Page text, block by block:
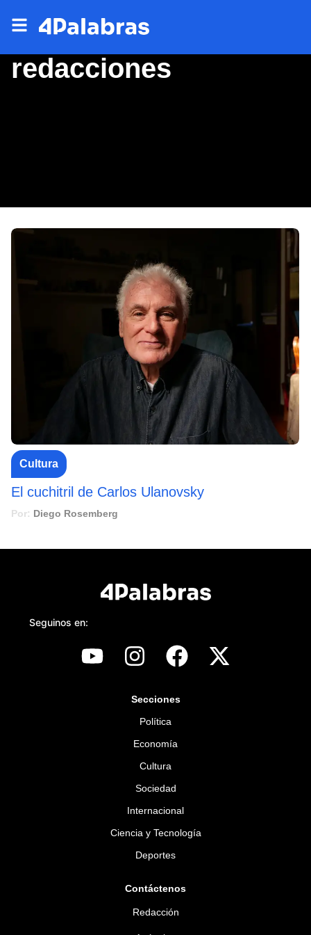
redacciones
Cultura
El cuchitril de Carlos Ulanovsky
Por: Diego Rosemberg
Seguinos en:
Secciones
Política
Economía
Cultura
Sociedad
Internacional
Ciencia y Tecnología
Deportes
Contáctenos
Redacción